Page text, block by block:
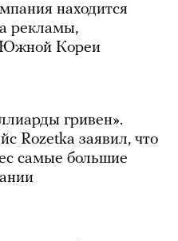
находится
рекламы,
Южной Кореи
гривен».
Rozetka заявил, что
самые большие